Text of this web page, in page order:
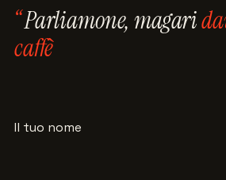
Parliamone, magari
caffè
Il tuo nome